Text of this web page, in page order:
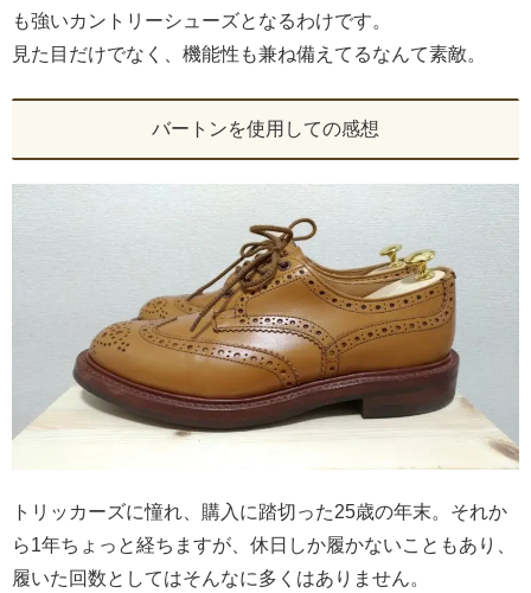
も強いカントリーシューズとなるわけです。
見た目だけでなく、機能性も兼ね備えてるなんて素敵。
バートンを使用しての感想
トリッカーズに憧れ、購入に踏切った25歳の年末。それか
ら1年ちょっと経ちますが、休日しか履かないこともあり、
履いた回数としてはそんなに多くはありません。